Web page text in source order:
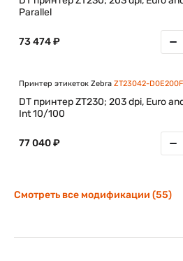
Parallel
73 474 ₽
Принтер этикеток Zebra ZT23042-
DT принтер ZT230; 203 dpi, Euro
Int 10/100
77 040 ₽
Смотреть все модификации (55)